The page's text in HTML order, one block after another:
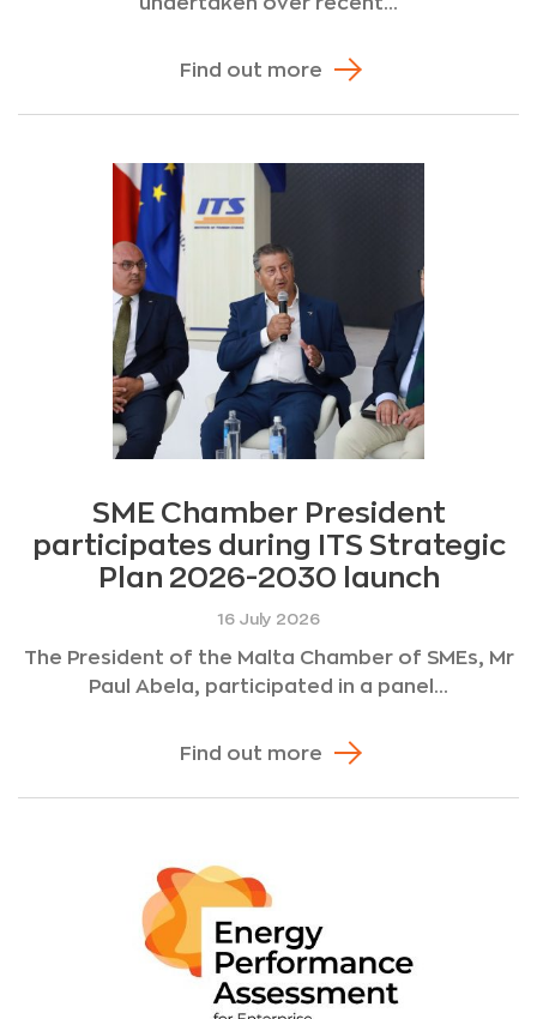
undertaken over recent...
Find out more
SME Chamber President
participates during ITS Strategic
Plan 2026-2030 launch
16 July 2026
The President of the Malta Chamber of SMEs, Mr
Paul Abela, participated in a panel...
Find out more